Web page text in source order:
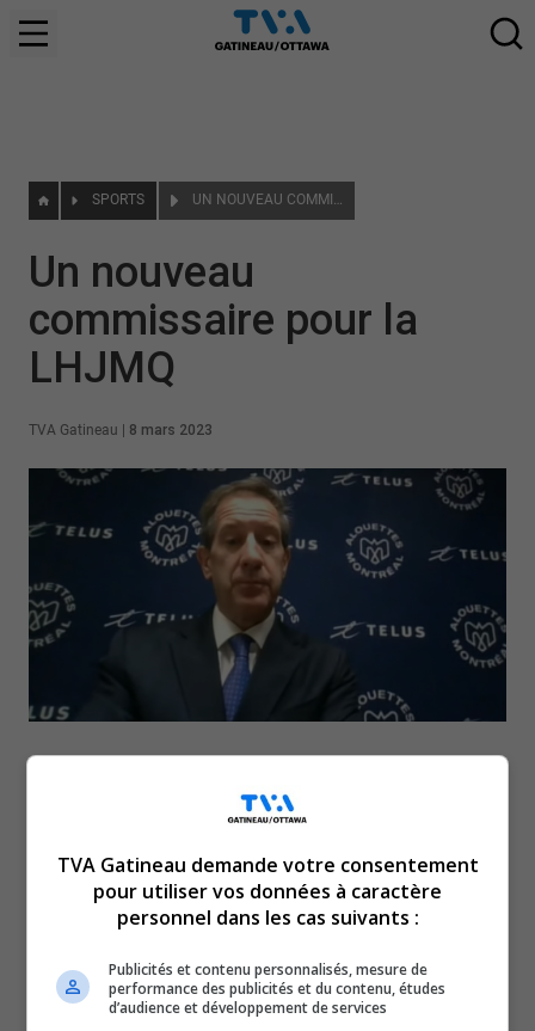
SPORTS UN NOUVEAU COMMISSAIRE POUR LA LHJMQ
Un nouveau
commissaire pour la
LHJMQ
TVA Gatineau 8 mars 2023
la Ligue de hockey junior majeur du Québec a aussi
confirmé mardi l’arrivée de Mario Cecchini comme
qui a démissionné de son poste il y a quelques jours.
Cecchini a été président des Alouettes de Montréal
pendant plusieurs années. Il venait d’accepter de
reprendre ce rôle alors que la Ligue canadienne de
football a pris le contrôle de la formation montréalaise
TVA Gatineau demande votre consentement
pour utiliser vos données à caractère
personnel dans les cas suivants :
Publicités et contenu personnalisés, mesure de
performance des publicités et du contenu, études
d’audience et développement de services